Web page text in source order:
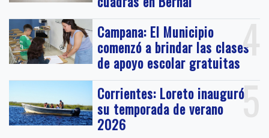
4
Campana: El Municipio
comenzó a brindar las clases
de apoyo escolar gratuitas
5
Corrientes: Loreto inauguró
su temporada de verano
2026